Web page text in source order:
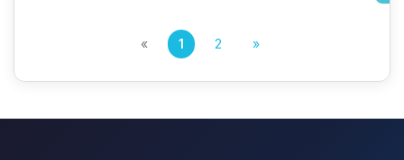
« 1 2 »